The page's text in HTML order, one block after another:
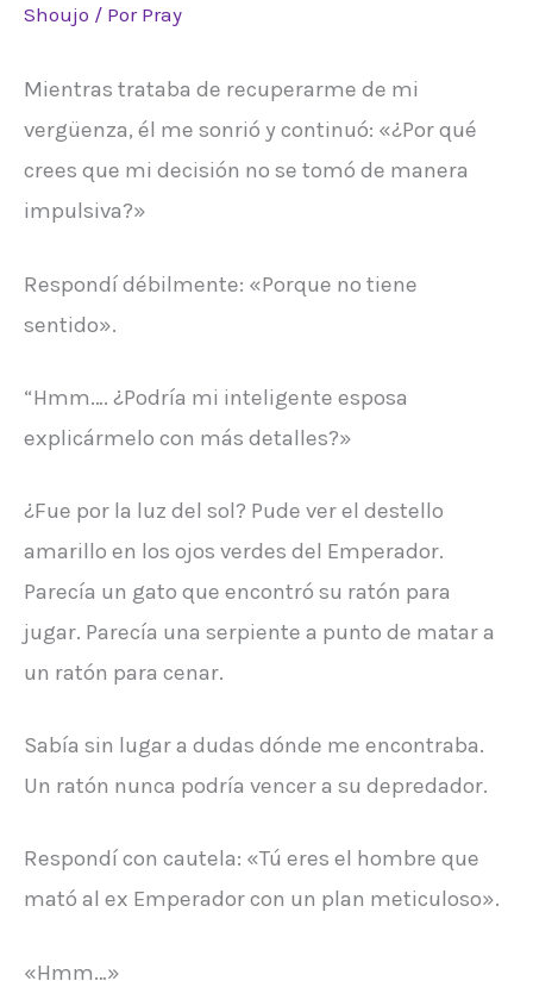
Shoujo / Por Pray
Mientras trataba de recuperarme de mi
vergüenza, él me sonrió y continuó: «¿Por qué
crees que mi decisión no se tomó de manera
impulsiva?»
Respondí débilmente: «Porque no tiene
sentido».
“Hmm…. ¿Podría mi inteligente esposa
explicármelo con más detalles?»
¿Fue por la luz del sol? Pude ver el destello
amarillo en los ojos verdes del Emperador.
Parecía un gato que encontró su ratón para
jugar. Parecía una serpiente a punto de matar a
un ratón para cenar.
Sabía sin lugar a dudas dónde me encontraba.
Un ratón nunca podría vencer a su depredador.
Respondí con cautela: «Tú eres el hombre que
mató al ex Emperador con un plan meticuloso».
«Hmm…»